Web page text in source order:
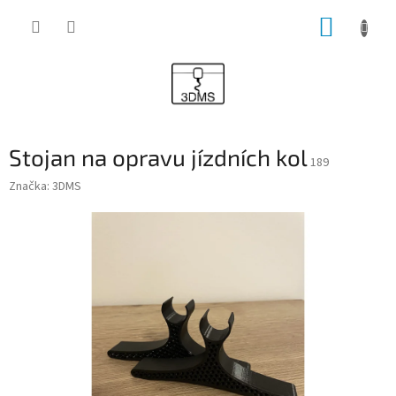
Stojan na opravu jízdních kol189
Značka: 3DMS